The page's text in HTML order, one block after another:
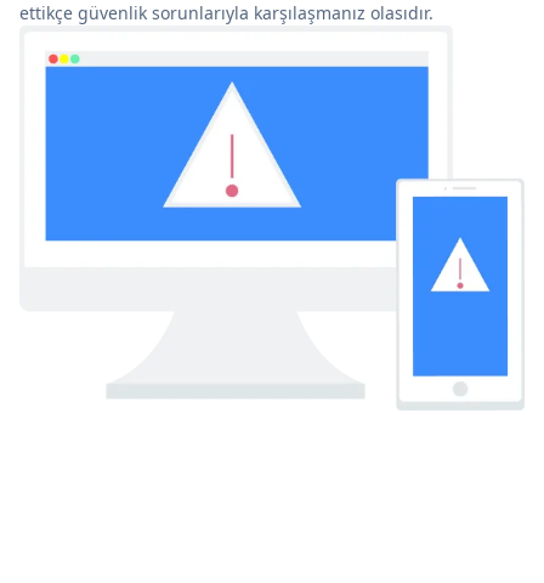
ettikçe güvenlik sorunlarıyla karşılaşmanız olasıdır.